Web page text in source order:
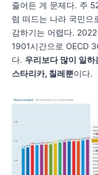
줄어든 게 문제다. 주
럼 떠드는 나라 국민으
감하기는 어렵다.
1901시간으로 OECD
다. 우리보다 많이 일
스타리카, 칠레뿐이다.